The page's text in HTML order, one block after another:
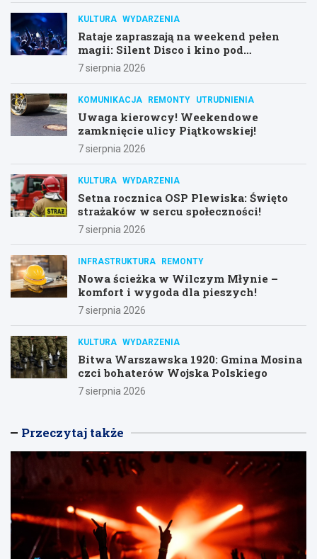
KULTURA WYDARZENIA
Rataje zapraszają na weekend pełen
magii: Silent Disco i kino pod
gwiazdami!
7 sierpnia 2026
KOMUNIKACJA REMONTY UTRUDNIENIA
Uwaga kierowcy! Weekendowe
zamknięcie ulicy Piątkowskiej!
7 sierpnia 2026
KULTURA WYDARZENIA
Setna rocznica OSP Plewiska: Święto
strażaków w sercu społeczności!
7 sierpnia 2026
INFRASTRUKTURA REMONTY
Nowa ścieżka w Wilczym Młynie –
komfort i wygoda dla pieszych!
7 sierpnia 2026
KULTURA WYDARZENIA
Bitwa Warszawska 1920: Gmina Mosina
czci bohaterów Wojska Polskiego
7 sierpnia 2026
Przeczytaj także